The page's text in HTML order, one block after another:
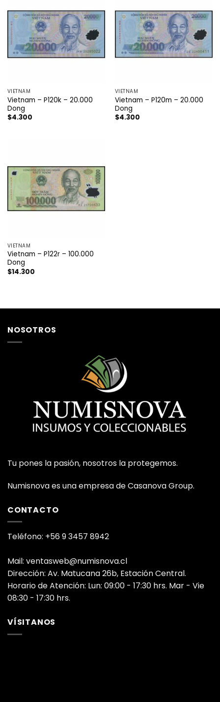
VIETNAM
Vietnam – P120k – 20.000
Dong
$4.300
VIETNAM
Vietnam – P120m – 20.000
Dong
$4.300
VIETNAM
Vietnam – P122r – 100.000
Dong
$14.300
NOSOTROS
Tu pones la pasión, nosotros la protegemos.
Numisnova es una empresa de Casanova Group.
CONTACTO
Teléfono: +56 9 3457 8942
Mail: ventasweb@numisnova.cl
Dirección: Av. Matucana 26b, Estación Central.
Horario de Atención: Lun: 09:00 - 17:30 hrs. Mar - Vie
08:30 - 17:30 hrs.
VÍSITANOS